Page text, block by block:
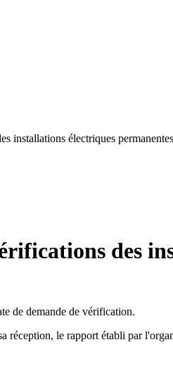
installations électriques
des
de demande de vérification.
réception, le rapport établi par